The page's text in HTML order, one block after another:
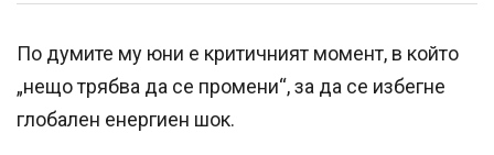
По думите му юни е критичният момент, в който
„нещо трябва да се промени“, за да се избегне
глобален енергиен шок.